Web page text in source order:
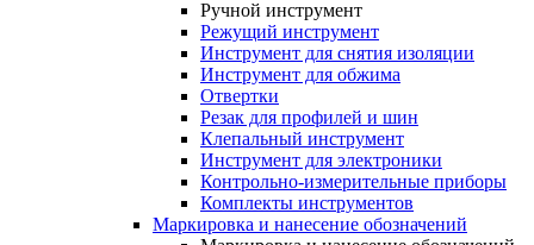
Ручной инструмент
Режущий инструмент
Инструмент для снятия изоляции
Инструмент для обжима
Отвертки
Резак для профилей и шин
Клепальный инструмент
Инструмент для электроники
Контрольно-измерительные приборы
Комплекты инструментов
Маркировка и нанесение обозначений